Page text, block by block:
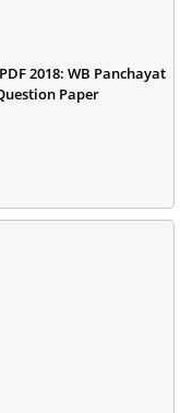
PDF 2018: WB Panchayat
Paper